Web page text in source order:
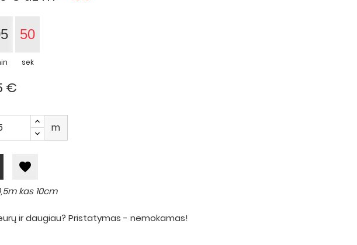
49
sek
€
m
favorite
kas 10cm
ir daugiau? Pristatymas - nemokamas!